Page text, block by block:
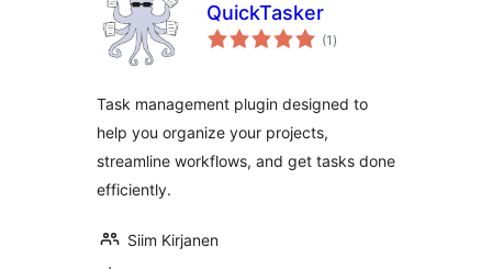
QuickTasker
(1 total
ratings
)
Task management plugin designed to
help you organize your projects,
streamline workflows, and get tasks done
efficiently.
Siim Kirjanen